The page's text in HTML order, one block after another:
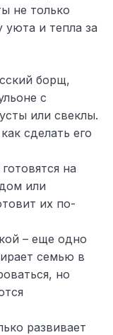
не только
и тепла за
борщ,
с
или свеклы.
сделать его
на
или
их по-
– еще одно
семью в
но
развивает